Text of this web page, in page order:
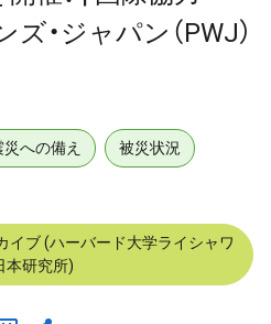
・ジャパン（PWJ）
災への備え 被災状況
イブ (ハーバード大学ライシャワ
本研究所)